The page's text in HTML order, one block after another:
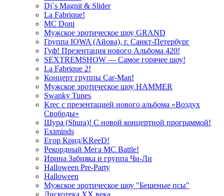
Dj`s Magnit & Slider
La Fabrique!
MC Doni
Мужское эротическое шоу GRAND
Группа IOWA (Айова), г. Санкт-Петербург
Гуф! Презентация нового Альбома 420!
SEXTREMSHOW — Самое горячее шоу!
La Fabrique 2!
Концерт группы Car-Man!
Мужское эротическое шоу HAMMER
Swanky Tunes
Krec с презентацией нового альбома «Воздух
Свободы»
Шура (Shura)! С новой концертной программой!
Eximinds
Егор Крид/KReeD!
Рекордный Мега МС Battle!
Ирина Забияка и группа Чи-Ли
Halloween Pre-Party
Halloween
Мужское эротическое шоу "Бешеные псы"
Дискотека ХХ века